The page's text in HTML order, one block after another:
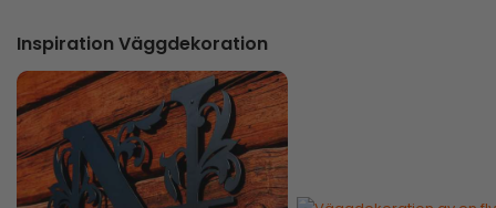
Inspiration Väggdekoration